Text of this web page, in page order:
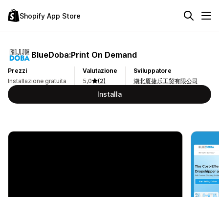
Shopify App Store
BlueDoba:Print On Demand
Prezzi
Installazione gratuita
Valutazione
5,0
(2)
Sviluppatore
湖北厦捷乐工贸有限公司
Installa